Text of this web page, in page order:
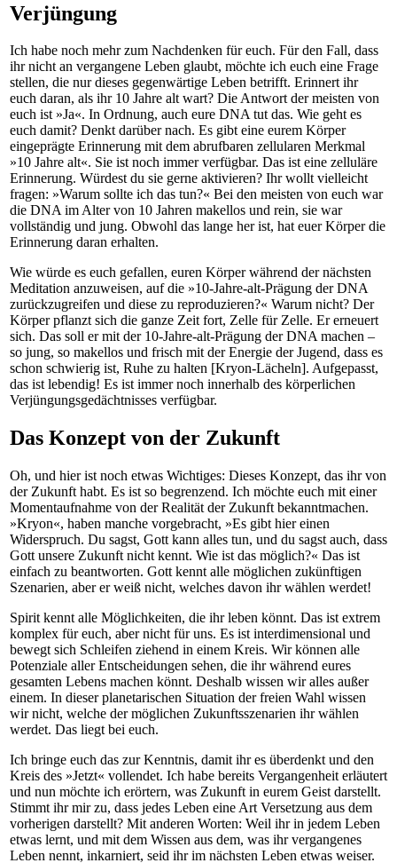
Verjüngung
Ich habe noch mehr zum Nachdenken für euch. Für den Fall, dass
ihr nicht an vergangene Leben glaubt, möchte ich euch eine Frage
stellen, die nur dieses gegenwärtige Leben betrifft. Erinnert ihr
euch daran, als ihr 10 Jahre alt wart? Die Antwort der meisten von
euch ist »Ja«. In Ordnung, auch eure DNA tut das. Wie geht es
euch damit? Denkt darüber nach. Es gibt eine eurem Körper
eingeprägte Erinnerung mit dem abrufbaren zellularen Merkmal
»10 Jahre alt«. Sie ist noch immer verfügbar. Das ist eine zelluläre
Erinnerung. Würdest du sie gerne aktivieren? Ihr wollt vielleicht
fragen: »Warum sollte ich das tun?« Bei den meisten von euch war
die DNA im Alter von 10 Jahren makellos und rein, sie war
vollständig und jung. Obwohl das lange her ist, hat euer Körper die
Erinnerung daran erhalten.
Wie würde es euch gefallen, euren Körper während der nächsten
Meditation anzuweisen, auf die »10-Jahre-alt-Prägung der DNA
zurückzugreifen und diese zu reproduzieren?« Warum nicht? Der
Körper pflanzt sich die ganze Zeit fort, Zelle für Zelle. Er erneuert
sich. Das soll er mit der 10-Jahre-alt-Prägung der DNA machen –
so jung, so makellos und frisch mit der Energie der Jugend, dass es
schon schwierig ist, Ruhe zu halten [­Kryon-Lächeln]. Aufgepasst,
das ist lebendig! Es ist immer noch innerhalb des körperlichen
Verjüngungsgedächtnisses verfügbar.
Das Konzept von der Zukunft
Oh, und hier ist noch etwas Wichtiges: Dieses Konzept, das ihr von
der Zukunft habt. Es ist so begrenzend. Ich möchte euch mit einer
Momentaufnahme von der Realität der Zukunft bekanntmachen.
»Kryon«, haben manche vorgebracht, »Es gibt hier einen
Widerspruch. Du sagst, Gott kann alles tun, und du sagst auch, dass
Gott unsere Zukunft nicht kennt. Wie ist das möglich?« Das ist
einfach zu beantworten. Gott kennt alle möglichen zukünftigen
Szenarien, aber er weiß nicht, welches davon ihr wählen werdet!
Spirit kennt alle Möglichkeiten, die ihr leben könnt. Das ist extrem
komplex für euch, aber nicht für uns. Es ist interdimensional und
bewegt sich Schleifen ziehend in einem Kreis. Wir können alle
Potenziale aller Entscheidungen sehen, die ihr während eures
gesamten Lebens machen könnt. Deshalb wissen wir alles außer
einem. In dieser planetarischen Situation der freien Wahl wissen
wir nicht, welche der möglichen Zukunftsszenarien ihr wählen
werdet. Das liegt bei euch.
Ich bringe euch das zur Kenntnis, damit ihr es überdenkt und den
Kreis des »Jetzt« vollendet. Ich habe bereits Vergangenheit erläutert
und nun möchte ich erörtern, was Zukunft in eurem Geist darstellt.
Stimmt ihr mir zu, dass jedes Leben eine Art Versetzung aus dem
vorherigen darstellt? Mit anderen Worten: Weil ihr in jedem Leben
etwas lernt, und mit dem Wissen aus dem, was ihr vergangenes
Leben nennt, inkarniert, seid ihr im nächsten Leben etwas weiser.